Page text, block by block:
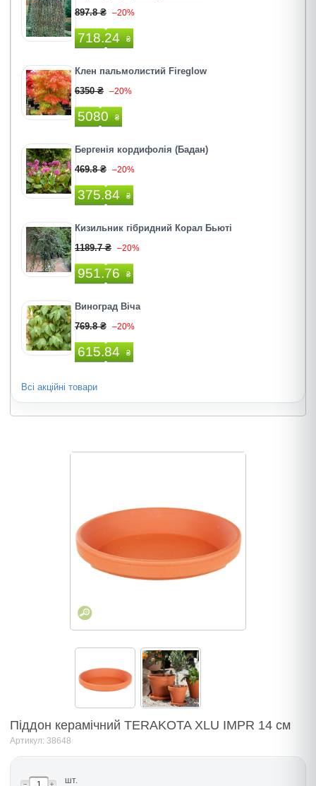
897.8 ₴ –20%
718.24 ₴
Клен пальмолистий Fireglow
6350 ₴ –20%
5080 ₴
Бергенія кордифолія (Бадан)
469.8 ₴ –20%
375.84 ₴
Кизильник гібридний Корал Бьюті
1189.7 ₴ –20%
951.76 ₴
Виноград Віча
769.8 ₴ –20%
615.84 ₴
Всі акційні товари
Пiддон керамiчний TERAKOTA XLU IMPR 14 см
Артикул: 38648
шт.